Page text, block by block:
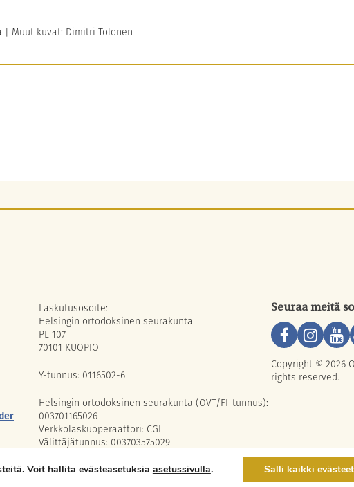
| Muut kuvat: Dimitri Tolonen
Laskutusosoite:
Helsingin ortodoksinen seurakunta
PL 107
70101 KUOPIO
Y-tunnus: 0116502-6
Helsingin ortodoksinen seurakunta (OVT/FI-tunnus):
003701165026
Verkkolaskuoperaattori: CGI
Välittäjätunnus: 003703575029
Seuraa meitä
Copyright © 2026
rights reserved.
Voit hallita evästeasetuksia asetussivulla. Salli kaikki evästeet